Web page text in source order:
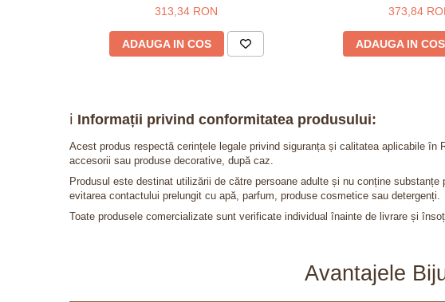
313,34 RON
ADAUGA IN COS
373,84
ADAUGA IN COS
ℹ️ Informații privind conformitatea produsului:
Acest produs respectă cerințele legale privind siguranța și calitatea aplicabile
accesorii sau produse decorative, după caz.
Produsul este destinat utilizării de către persoane adulte și nu conține
evitarea contactului prelungit cu apă, parfum, produse cosmetice sau detergenți.
Toate produsele comercializate sunt verificate individual înainte de livrare și
Avantajele